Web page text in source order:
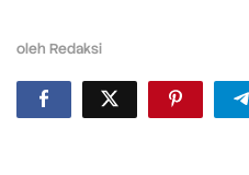
oleh Redaksi